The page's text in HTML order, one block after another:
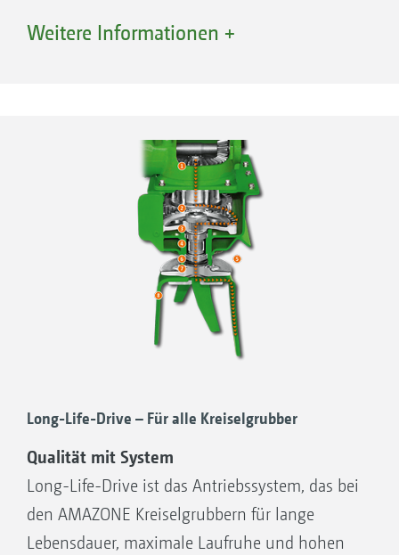
keine Schmiernippel.
deshalb problemlos passieren. Die Zinken
optimalen Feldaufgang der jungen Pflanzen
Fahrtrichtung
Erdbewegung
Lange Zinkennutzung
Weitere Informationen +
Long-Life-Drive – Für alle Kreiselgrubber
Qualität mit System
Long-Life-Drive ist das Antriebssystem, das bei
den AMAZONE Kreiselgrubbern für lange
Lebensdauer, maximale Laufruhe und hohen